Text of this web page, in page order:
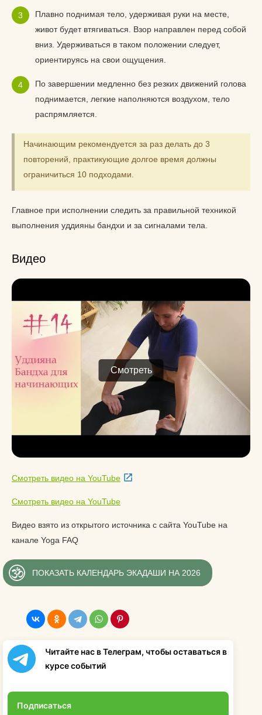
Плавно поднимая тело, удерживая руки на месте,
живот будет втягиваться. Взор направлен перед собой
вниз. Удерживаться в таком положении следует,
ориентируясь на свои ощущения.
По завершении медленно без резких движений голова
поднимается, легкие наполняются воздухом, тело
распрямляется.
Начинающим рекомендуется за раз делать до 3
повторений, практикующие долгое время должны
ограничиться 10 подходами.
Главное при исполнении следить за правильной техникой
выполнения уддияны бандхи и за сигналами тела.
Видео
Смотреть
Смотреть видео на YouTube
Смотреть видео на YouTube
Видео взято из открытого источника с сайта YouTube на
канале Yoga FAQ
ПОКАЗАТЬ КАЛЕНДАРЬ ЭКАДАШИ НА 2026
Читайте нас в Телеграм, чтобы оставаться в
курсе событий
Подписаться